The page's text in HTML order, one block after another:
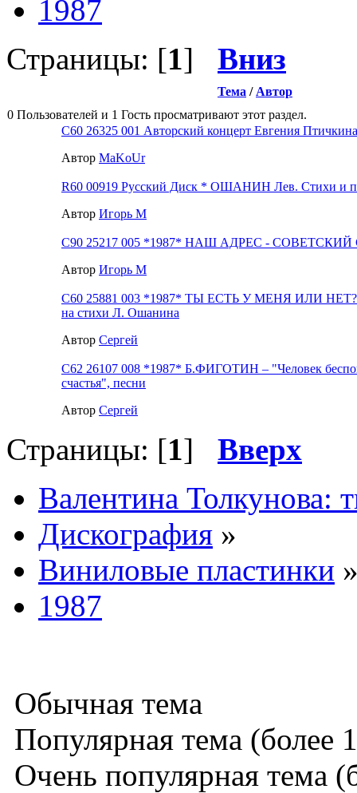
1987
Страницы: [1] Вниз
Тема / Автор
0 Пользователей и 1 Гость просматривают этот раздел.
С60 26325 001 Авторский концерт Евгения Птичкина
Автор MaKoUr
R60 00919 Русский Диск * ОШАНИН Лев. Стихи и
Автор Игорь М
С90 25217 005 *1987* НАШ АДРЕС -
Автор Игорь М
С60 25881 003 *1987* ТЫ ЕСТЬ У МЕНЯ ИЛИ НЕТ?
на стихи Л. Ошанина
Автор Сергей
С62 26107 008 *1987* Б.ФИГОТИН – "Человек
счастья", песни
Автор Сергей
Страницы: [1] Вверх
Валентина Толкунова:
Дискография »
Виниловые пластинки
1987
Обычная тема
Популярная тема (более
Очень популярная тема